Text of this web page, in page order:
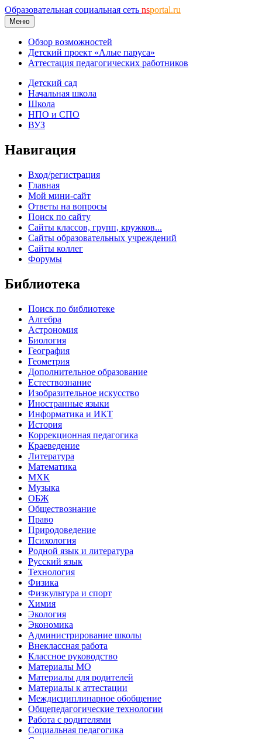
Образовательная социальная сеть nsportal.ru
Меню
Обзор возможностей
Детский проект «Алые паруса»
Аттестация педагогических работников
Детский сад
Начальная школа
Школа
НПО и СПО
ВУЗ
Навигация
Вход/регистрация
Главная
Мой мини-сайт
Ответы на вопросы
Поиск по сайту
Сайты классов, групп, кружков...
Сайты образовательных учреждений
Сайты коллег
Форумы
Библиотека
Поиск по библиотеке
Алгебра
Астрономия
Биология
География
Геометрия
Дополнительное образование
Естествознание
Изобразительное искусство
Иностранные языки
Информатика и ИКТ
История
Коррекционная педагогика
Краеведение
Литература
Математика
МХК
Музыка
ОБЖ
Обществознание
Право
Природоведение
Психология
Родной язык и литература
Русский язык
Технология
Физика
Физкультура и спорт
Химия
Экология
Экономика
Администрирование школы
Внеклассная работа
Классное руководство
Материалы МО
Материалы для родителей
Материалы к аттестации
Междисциплинарное обобщение
Общепедагогические технологии
Работа с родителями
Социальная педагогика